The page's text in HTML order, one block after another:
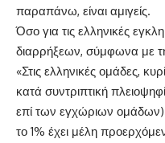
παραπάνω, είναι αμιγείς.
Όσο για τις ελληνικές
διαρρήξεων, σύμφωνα με
«Στις ελληνικές ομάδες,
κατά συντριπτική
επί των εγχώριων
το 1% έχει μέλη